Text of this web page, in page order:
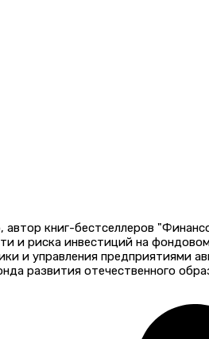
книг-бестселлеров
и риска инвестиций на
и управления предприятиями
развития отечественного